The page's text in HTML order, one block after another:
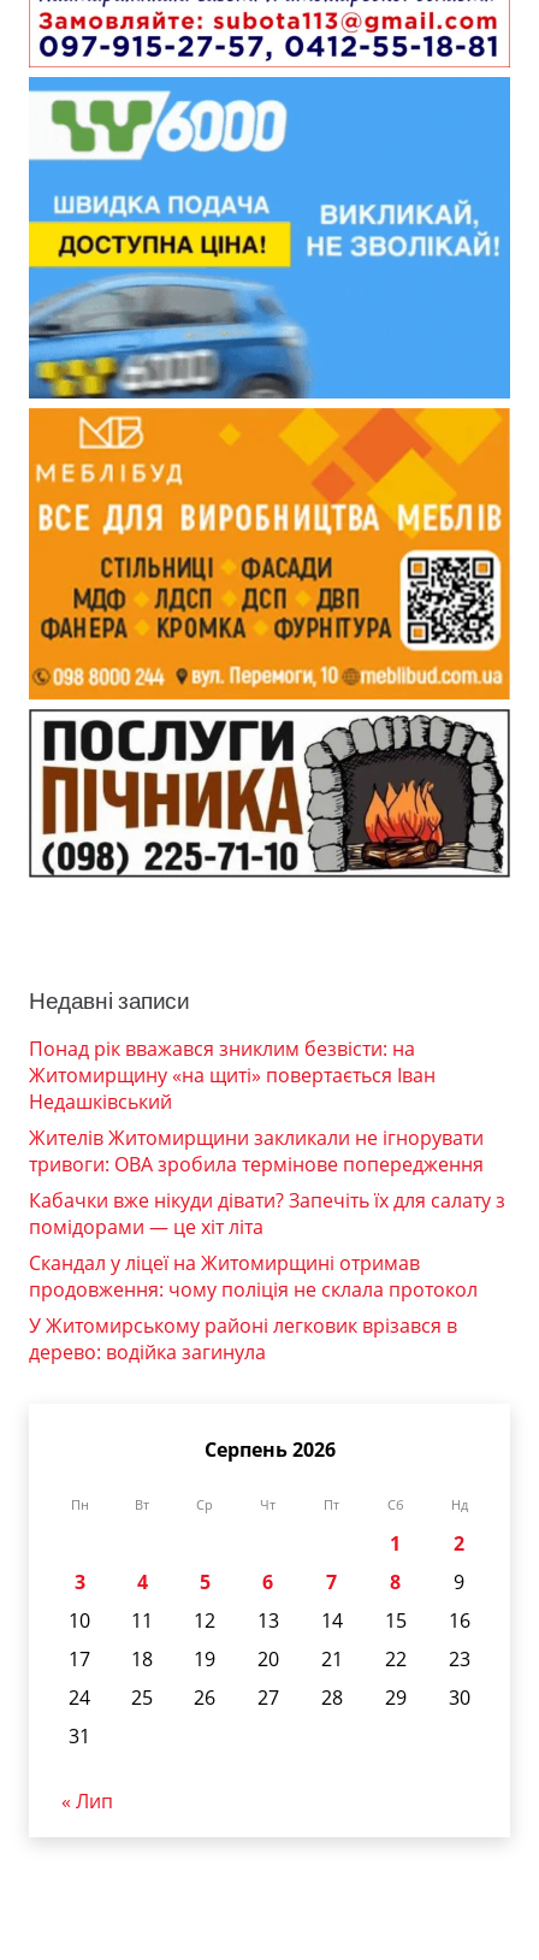
Недавні записи
Понад рік вважався зниклим безвісти: на
Житомирщину «на щиті» повертається Іван
Недашківський
Жителів Житомирщини закликали не ігнорувати
тривоги: ОВА зробила термінове попередження
Кабачки вже нікуди дівати? Запечіть їх для салату з
помідорами — це хіт літа
Скандал у ліцеї на Житомирщині отримав
продовження: чому поліція не склала протокол
У Житомирському районі легковик врізався в
дерево: водійка загинула
Серпень 2026
Пн Вт Ср Чт Пт Сб Нд
1
2
3
4 5 6 7 8
9
10
11 12 13 14 15
16
17
18 19 20 21 22
23
24
25 26 27 28 29
30
31
« Лип